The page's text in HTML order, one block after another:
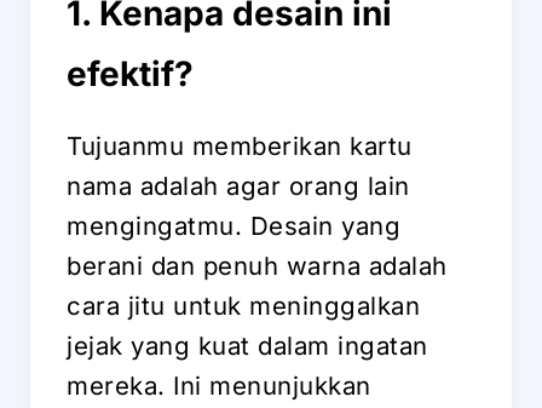
1. Kenapa desain ini
efektif?
Tujuanmu memberikan kartu
nama adalah agar orang lain
mengingatmu. Desain yang
berani dan penuh warna adalah
cara jitu untuk meninggalkan
jejak yang kuat dalam ingatan
mereka. Ini menunjukkan